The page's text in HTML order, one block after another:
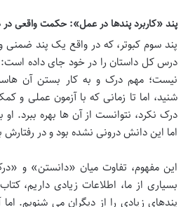
پند «کاربرد پندها در عمل»: حکمت واقعی
پند سوم کبوتر، که در واقع یک پند ضمنی
درس کل داستان را در خود جای داده است:
نیست؛ مهم درک و به کار بستن آن
شنید، اما تا زمانی که با آزمون عملی و
درک نکرد، نتوانست از آن ها بهره ببرد.
اما این دانش درونی نشده بود و در رفتارش
این مفهوم، تفاوت میان «دانستن» و
بسیاری از ما، اطلاعات زیادی داریم،
پندهای زیادی را از دیگران می شنویم.